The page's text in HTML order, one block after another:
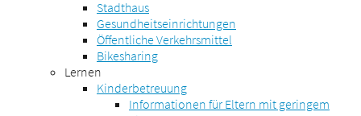
Stadthaus
Gesundheitseinrichtungen
Öffentliche Verkehrsmittel
Bikesharing
Lernen
Kinderbetreuung
Informationen für Eltern mit geringem